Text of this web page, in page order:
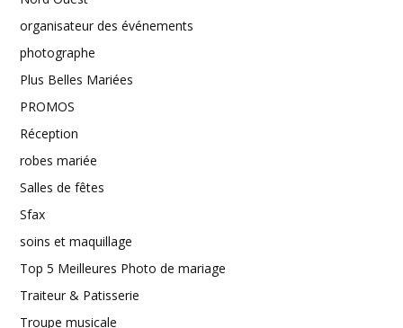
organisateur des événements
photographe
Plus Belles Mariées
PROMOS
Réception
robes mariée
Salles de fêtes
Sfax
soins et maquillage
Top 5 Meilleures Photo de mariage
Traiteur & Patisserie
Troupe musicale